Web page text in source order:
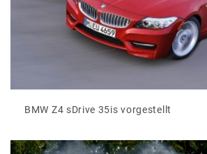
BMW Z4 sDrive 35is vorgestellt